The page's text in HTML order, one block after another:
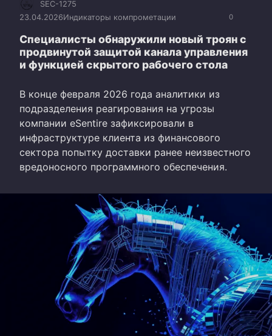
0
SEC-1275
23.04.2026Индикаторы компрометации
Специалисты обнаружили новый троян с
продвинутой защитой канала управления
и функцией скрытого рабочего стола
В конце февраля 2026 года аналитики из
подразделения реагирования на угрозы
компании eSentire зафиксировали в
инфраструктуре клиента из финансового
сектора попытку доставки ранее неизвестного
вредоносного программного обеспечения.